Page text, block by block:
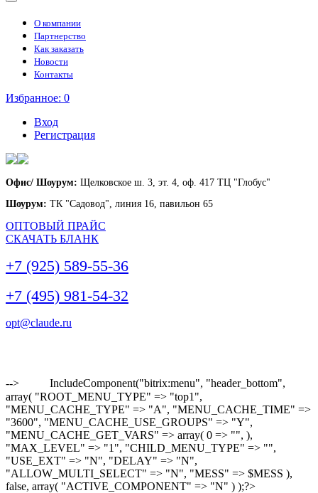
О компании
Партнерство
Как заказать
Новости
Контакты
Избранное: 0
Вход
Регистрация
Офис/ Шоурум: Щелковское ш. 3, эт. 4, оф. 417 ТЦ "Глобус"
Шоурум: ТК "Садовод", линия 16, павильон 65
ОПТОВЫЙ ПРАЙС
СКАЧАТЬ БЛАНК
+7 (925) 589-55-36
+7 (495) 981-54-32
opt@claude.ru
-->
IncludeComponent("bitrix:menu", "header_bottom",
array( "ROOT_MENU_TYPE" => "top1",
"MENU_CACHE_TYPE" => "A", "MENU_CACHE_TIME" =>
"3600", "MENU_CACHE_USE_GROUPS" => "Y",
"MENU_CACHE_GET_VARS" => array( 0 => "", ),
"MAX_LEVEL" => "1", "CHILD_MENU_TYPE" => "",
"USE_EXT" => "N", "DELAY" => "N",
"ALLOW_MULTI_SELECT" => "N", "MESS" => $MESS ),
false, array( "ACTIVE_COMPONENT" => "N" ) );?>